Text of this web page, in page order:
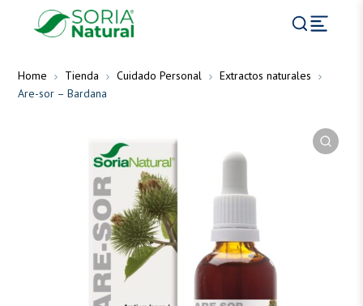
Home Tienda Cuidado Personal
Extractos naturales
Are-sor – Bardana